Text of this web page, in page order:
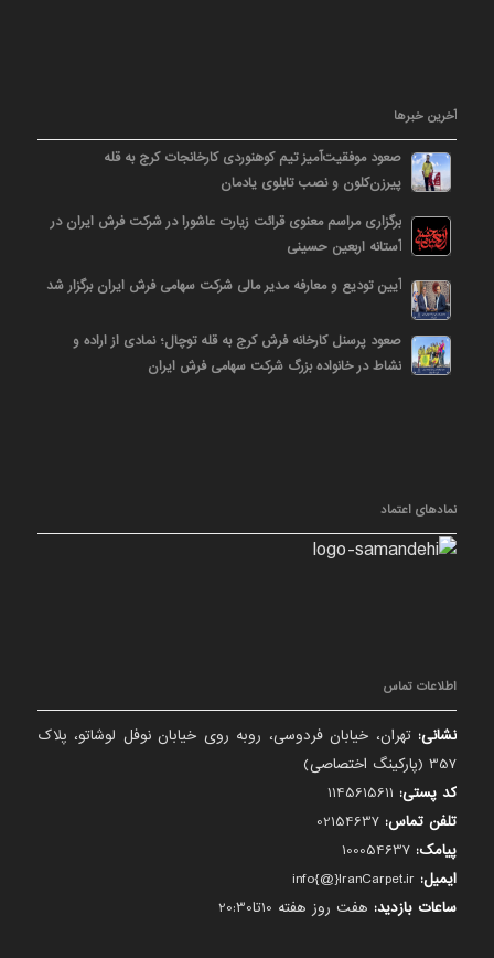
آخرین خبرها
صعود موفقیت‌آمیز تیم کوهنوردی کارخانجات کرج به قله
پیرزن‌کلون و نصب تابلوی یادمان
برگزاری مراسم معنوی قرائت زیارت عاشورا در شرکت فرش ایران در
آستانه اربعین حسینی
آیین تودیع و معارفه مدیر مالی شرکت سهامی فرش ایران برگزار شد
صعود پرسنل کارخانه فرش کرج به قله توچال؛ نمادی از اراده و
نشاط در خانواده بزرگ شرکت سهامی فرش ایران
نمادهای اعتماد
اطلاعات تماس
نشانی: تهران، خیابان فردوسی، روبه روی خیابان نوفل لوشاتو، پلاک
357 (پارکینگ اختصاصی)
کد پستی:
تلفن تماس:
پیامک:
ایمیل:
ساعات بازدید: هفت روز هفته 10تا20:30